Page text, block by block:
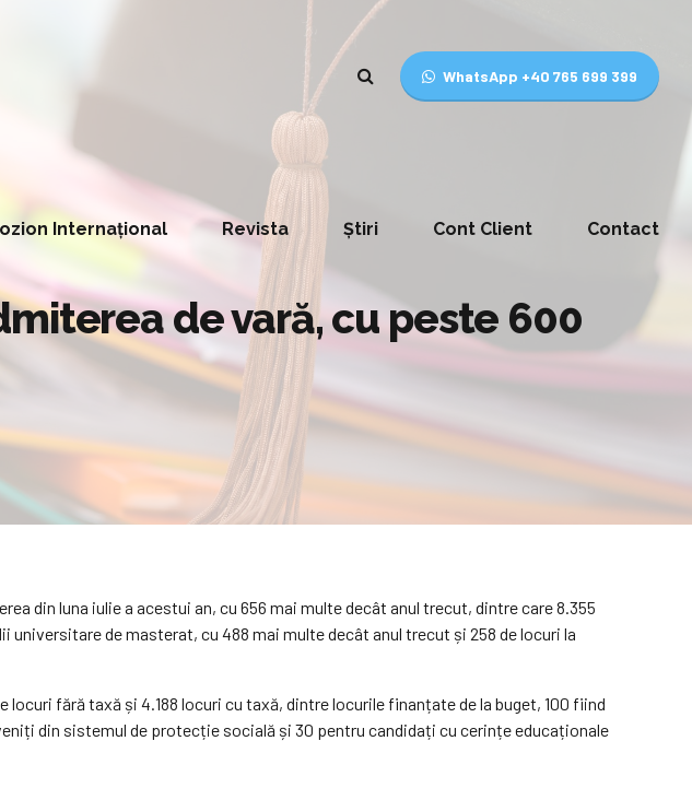
WhatsApp +40 765 699 399
Internațional Revista Știri Cont Client Contact
de vară, cu peste 600
din luna iulie a acestui an, cu 656 mai multe decât anul trecut, dintre care 8.355
de masterat, cu 488 mai multe decât anul trecut și 258 de locuri la
fără taxă și 4.188 locuri cu taxă, dintre locurile finanțate de la buget, 100 fiind
din sistemul de protecție socială și 30 pentru candidați cu cerințe educaționale